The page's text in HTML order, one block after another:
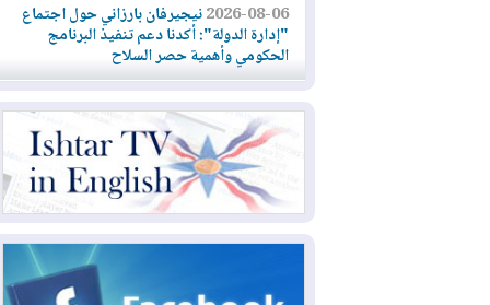
2026-08-06نيجيرفان بارزاني حول اجتماع
"إدارة الدولة": أكدنا دعم تنفيذ البرنامج
الحكومي وأهمية حصر السلاح
2026-08-06ائتلاف ادارة الدولة: من
يقومون بسلوك يهدد امن البلاد خارجون عن
القانون يجب محاربتهم
2026-08-06بعد هجومين قرب باب المندب..
الأحمر